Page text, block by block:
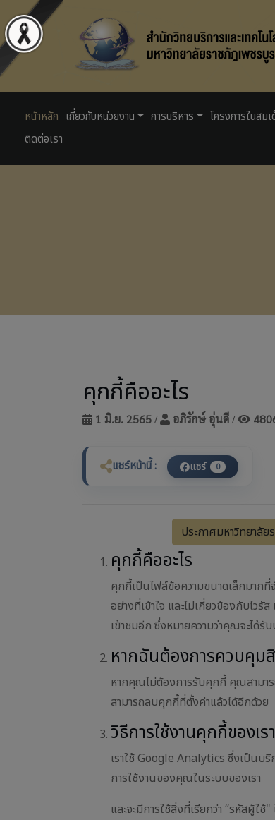
หน้าหลัก เกี่ยวกับหน่วยงาน การบริหาร โครงการในสม
ติดต่อเรา
คุกกี้คืออะไร
1 มิ.ย. 2565 / อภิรักษ์ อุ่นดี /
แชร์หน้านี้ : แชร์ 0
ประกาศมหาวิทยาลั
คุกกี้คืออะไร
คุกกี้เป็นไฟล์ข้อความขนาดเล็กมา
อย่างที่เข้าใจ และไม่เกี่ยวข้องกับไ
เข้าชมอีก ซึ่งหมายความว่าคุณจะได้
หากฉันต้องการควบคุม
หากคุณไม่ต้องการรับคุกกี้ คุณสามา
สามารถลบคุกกี้ที่ตั้งค่าแล้วได้อีกด้วย
วิธีการใช้งานคุกกี้ของเรา
เราใช้ Google Analytics ซึ่งเป็นบริ
การใช้งานของคุณในระบบของเรา
และจะมีการใช้สิ่งที่เรียกว่า “รหัส